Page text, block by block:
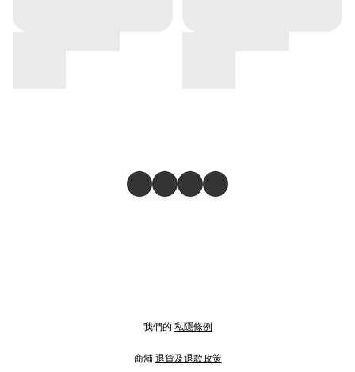
我們的 私隱條例
商舖 退貨及退款政策